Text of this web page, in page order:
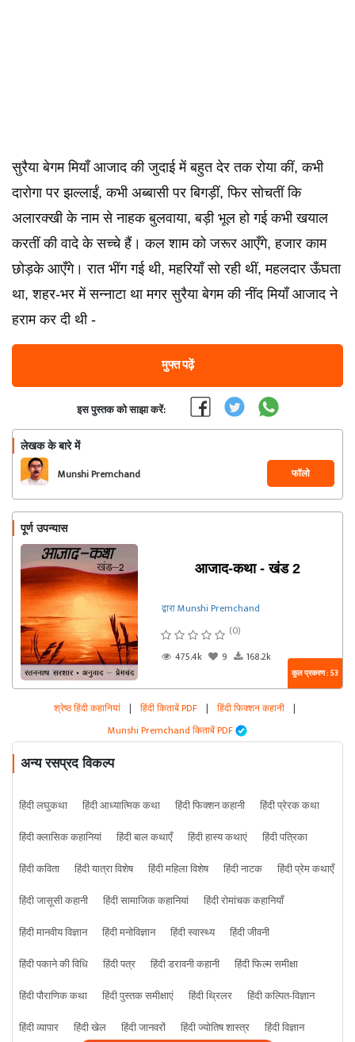
सुरैया बेगम मियाँ आजाद की जुदाई में बहुत देर तक रोया कीं, कभी
दारोगा पर झल्लाईं, कभी अब्बासी पर बिगड़ीं, फिर सोचतीं कि
अलारक्खी के नाम से नाहक बुलवाया, बड़ी भूल हो गई कभी खयाल
करतीं की वादे के सच्चे हैं। कल शाम को जरूर आएँगे, हजार काम
छोड़के आएँगे। रात भींग गई थी, महरियाँ सो रही थीं, महलदार ऊँघता
था, शहर-भर में सन्नाटा था मगर सुरैया बेगम की नींद मियाँ आजाद ने
हराम कर दी थी -
मुफ्त पढ़ें
इस पुस्तक को साझा करें:
लेखक के बारे में
Munshi Premchand फॉलो
पूर्ण उपन्यास
आजाद-कथा - खंड 2
द्वारा Munshi Premchand
(0)
475.4k
9 168.2k
कुल प्रकरण : 53
श्रेष्ठ हिंदी कहानियां | हिंदी किताबें PDF | हिंदी फिक्शन कहानी |
Munshi Premchand किताबें PDF
अन्य रसप्रद विकल्प
हिंदी लघुकथा हिंदी आध्यात्मिक कथा हिंदी फिक्शन कहानी
हिंदी प्रेरक कथा
हिंदी क्लासिक कहानियां
हिंदी बाल कथाएँ हिंदी हास्य कथाएं
हिंदी पत्रिका
हिंदी कविता
हिंदी यात्रा विशेष हिंदी महिला विशेष हिंदी नाटक
हिंदी प्रेम कथाएँ
हिंदी जासूसी कहानी
हिंदी सामाजिक कहानियां
हिंदी रोमांचक कहानियाँ
हिंदी मानवीय विज्ञान
हिंदी मनोविज्ञान हिंदी स्वास्थ्य
हिंदी जीवनी
हिंदी पकाने की विधि
हिंदी पत्र हिंदी डरावनी कहानी
हिंदी फिल्म समीक्षा
हिंदी पौराणिक कथा
हिंदी पुस्तक समीक्षाएं हिंदी थ्रिलर
हिंदी कल्पित-विज्ञान
हिंदी व्यापार
हिंदी खेल हिंदी जानवरों हिंदी ज्योतिष शास्त्र हिंदी विज्ञान